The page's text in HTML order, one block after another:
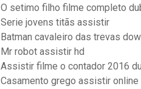
O setimo filho filme completo
Serie jovens titãs assistir
Batman cavaleiro das trevas
Mr robot assistir hd
Assistir filme o contador 2016
Casamento grego assistir online